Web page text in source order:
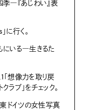
―『あじわい』表
に行く。
にいる―生きるた
想像力を取り戻
ラブ」をチェック。
ドイツの女性写真